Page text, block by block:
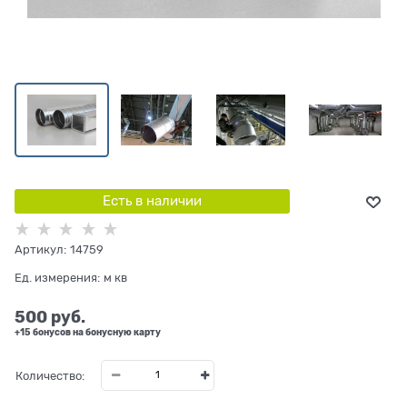
Есть в наличии
Артикул: 14759
Ед. измерения: м кв
500 руб.
+15 бонусов на бонусную карту
Количество: